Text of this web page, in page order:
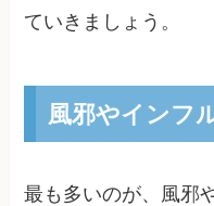
ていきましょう。
風邪やインフ
最も多いのが、風邪